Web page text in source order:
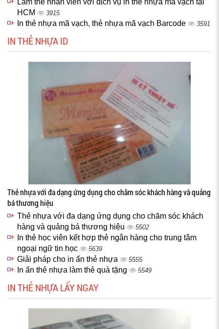
Làm thẻ nhân viên với dịch vụ in thẻ nhựa mã vạch tại
HCM
3915
In thẻ nhựa mã vạch, thẻ nhựa mã vạch Barcode 3591
IN THẺ NHỰA ID
Thẻ nhựa với đa dạng ứng dụng cho chăm sóc khách hàng và quảng
bá thương hiệu
Thẻ nhựa với đa dạng ứng dụng cho chăm sóc khách
hàng và quảng bá thương hiệu
5502
In thẻ học viên kết hợp thẻ ngân hàng cho trung tâm
ngoại ngữ tin học
5639
Giải pháp cho in ấn thẻ nhựa 5555
In ấn thẻ nhựa làm thẻ quà tặng 5549
IN THẺ NHỰA LẤY NGAY